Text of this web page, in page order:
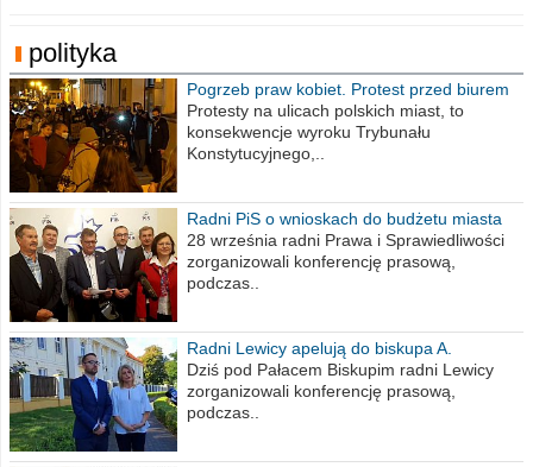
polityka
Pogrzeb praw kobiet. Protest przed biurem
poselskim PiS
Protesty na ulicach polskich miast, to
konsekwencje wyroku Trybunału
Konstytucyjnego,..
Radni PiS o wnioskach do budżetu miasta
na 2021 rok
28 września radni Prawa i Sprawiedliwości
zorganizowali konferencję prasową,
podczas..
Radni Lewicy apelują do biskupa A.
Wiesława Meringa
Dziś pod Pałacem Biskupim radni Lewicy
zorganizowali konferencję prasową,
podczas..